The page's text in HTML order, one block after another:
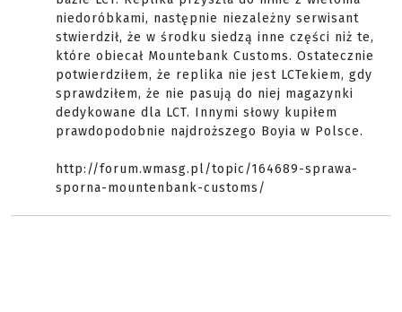
niedoróbkami, następnie niezależny serwisant
stwierdził, że w środku siedzą inne części niż te,
które obiecał Mountebank Customs. Ostatecznie
potwierdziłem, że replika nie jest LCTekiem, gdy
sprawdziłem, że nie pasują do niej magazynki
dedykowane dla LCT. Innymi słowy kupiłem
prawdopodobnie najdroższego Boyia w Polsce.
http://forum.wmasg.pl/topic/164689-sprawa-
sporna-mountenbank-customs/